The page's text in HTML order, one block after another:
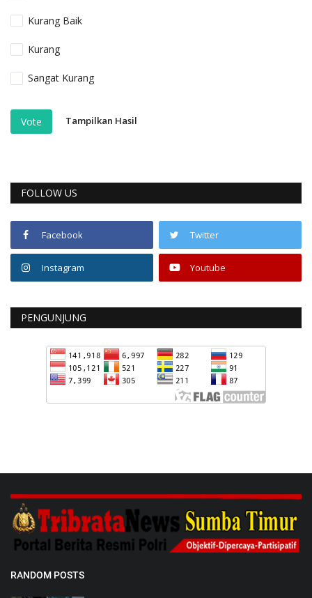
Kurang Baik
Kurang
Sangat Kurang
Vote Tampilkan Hasil
FOLLOW US
Facebook Twitter
Instagram Youtube
PENGUNJUNG
RANDOM POSTS